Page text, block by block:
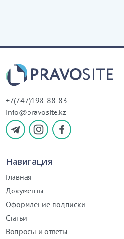
+7(747)198-88-83
info@pravosite.kz
Навигация
Главная
Документы
Оформление подписки
Статьи
Вопросы и ответы